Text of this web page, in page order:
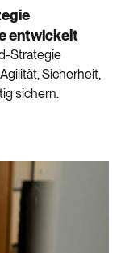
entwickelt
Strategie
Sicherheit,
sichern.